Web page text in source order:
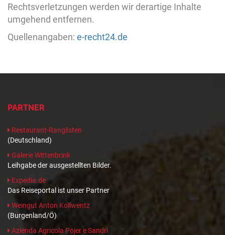
Rechtsverletzungen werden wir derartige Inhalte
umgehend entfernen.
Quellenangaben: e-recht24.de
PARTNER
Restaurant-Ranglisten
(Deutschland)
Galerie Wittenbrink
Leihgabe der ausgestellten Bilder.
Expedia.de
Das Reiseportal ist unser Partner
Weingut Anton Kollwentz
(Burgenland/Ö)
Azienda Agricola Pojer e Sandri